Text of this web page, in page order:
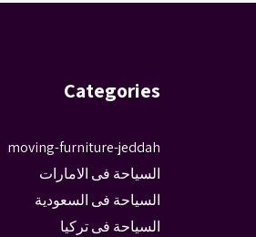
Categories
moving-furniture-jeddah
السياحة فى الامارات
السياحة فى السعودية
السياحة فى تركيا